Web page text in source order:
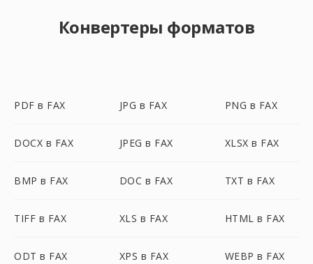
Конвертеры форматов
PDF в FAX JPG в FAX PNG в FAX
DOCX в FAX JPEG в FAX XLSX в FAX
BMP в FAX DOC в FAX TXT в FAX
TIFF в FAX XLS в FAX HTML в FAX
ODT в FAX XPS в FAX WEBP в FAX